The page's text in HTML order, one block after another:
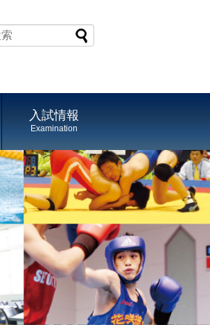
入試情報
Examination